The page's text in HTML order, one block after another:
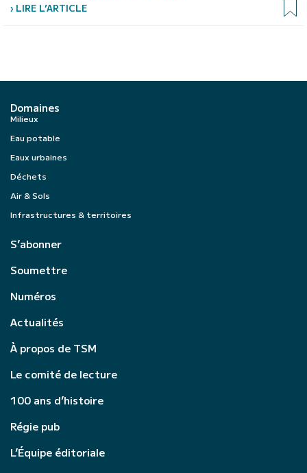
› LIRE L’ARTICLE
Domaines
Milieux
Eau potable
Eaux urbaines
Déchets
Air & Sols
Infrastructures & territoires
S’abonner
Soumettre
Numéros
Actualités
À propos de TSM
Le comité de lecture
100 ans d’histoire
Régie pub
L’Équipe éditoriale